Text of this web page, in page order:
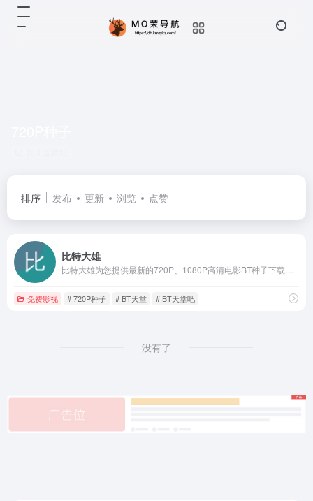
排序 发布 更新 浏览 点赞
比特大雄
免费影视 # 720P种子 # BT天堂 # BT天堂吧
没有了